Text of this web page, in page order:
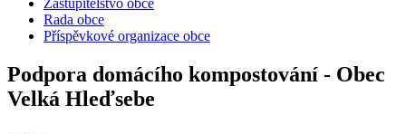
Zastupitelstvo obce
Rada obce
Příspěvkové organizace obce
Podpora domácího kompostování - Obec
Velká Hleďsebe